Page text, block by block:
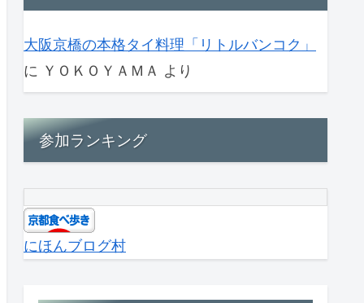
大阪京橋の本格タイ料理「リトルバンコク」
に ＹＯＫＯＹＡＭＡ より
参加ランキング
にほんブログ村